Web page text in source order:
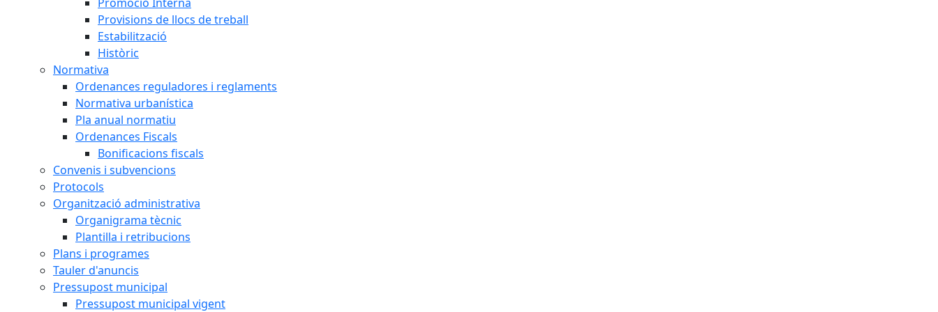
Provisions de llocs de treball
Estabilització
Històric
Normativa
Ordenances reguladores i reglaments
Normativa urbanística
Pla anual normatiu
Ordenances Fiscals
Bonificacions fiscals
Convenis i subvencions
Protocols
Organització administrativa
Organigrama tècnic
Plantilla i retribucions
Plans i programes
Tauler d'anuncis
Pressupost municipal
Pressupost municipal vigent